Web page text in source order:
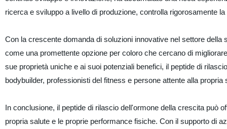
ricerca e sviluppo a livello di produzione, controlla rigorosamente
Con la crescente domanda di soluzioni innovative nel settore
come una promettente opzione per coloro che cercano di
sue proprietà uniche e ai suoi potenziali benefici, il peptide di
bodybuilder, professionisti del fitness e persone attente alla propria
In conclusione, il peptide di rilascio dell'ormone della crescita può
propria salute e le proprie performance fisiche. Con il supporto di